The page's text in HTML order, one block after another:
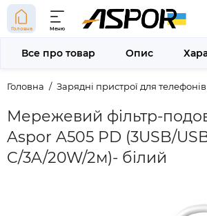
Головна Меню
Головна Зарядні пристрої для телефонів
Мережевий фільтр-
Aspor A505 PD (3USB/
C/3A/20W/2м)- білий
Все про товар Опис